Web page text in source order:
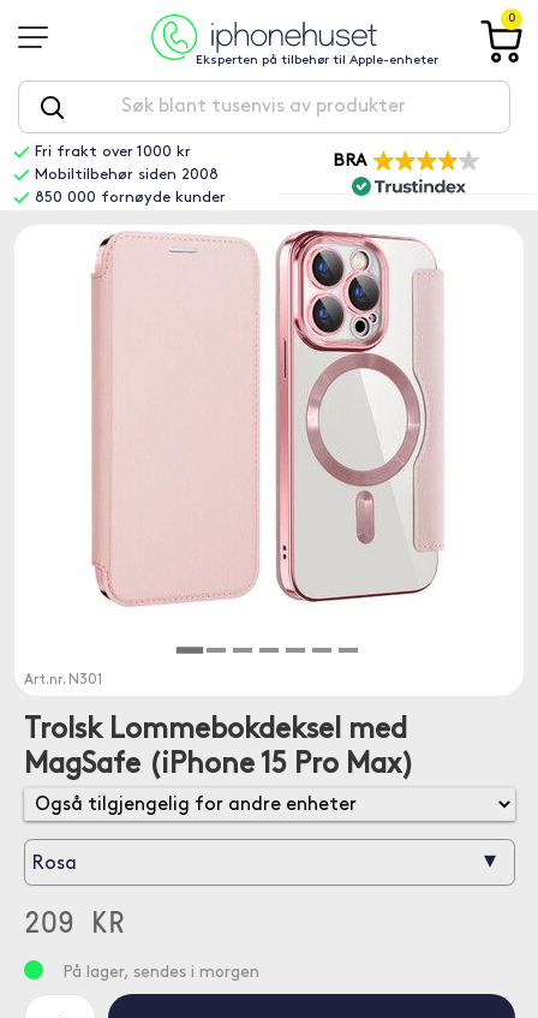
Eksperten på tilbehør til Apple-enheter
0
Fri frakt over 1000 kr
Mobiltilbehør siden 2008
850 000 fornøyde kunder
BRA
Art.nr. N301
Trolsk Lommebokdeksel med
MagSafe (iPhone 15 Pro Max)
Rosa ▾
209 KR
På lager, sendes i morgen